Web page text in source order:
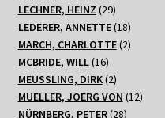
Produkte
LECHNER, HEINZ 2929
Produkte
LEDERER, ANNETTE 1818
Produkte
MARCH, CHARLOTTE 22
MCBRIDE, WILL 1616
Produkte
MEUSSLING, DIRK 22
Produkte
MUELLER, JOERG VON 1212
NÜRNBERG, PETER 2828